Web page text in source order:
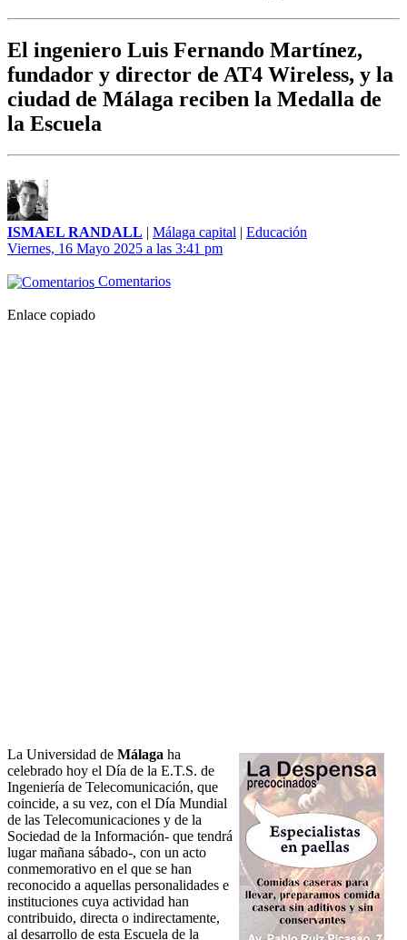
El ingeniero Luis Fernando Martínez,
fundador y director de AT4 Wireless, y la
ciudad de Málaga reciben la Medalla de
la Escuela
ISMAEL RANDALL | Málaga capital | Educación
Viernes, 16 Mayo 2025 a las 3:41 pm
Comentarios
Enlace copiado
La Universidad de Málaga ha
celebrado hoy el Día de la E.T.S. de
Ingeniería de Telecomunicación, que
coincide, a su vez, con el Día Mundial
de las Telecomunicaciones y de la
Sociedad de la Información- que tendrá
lugar mañana sábado-, con un acto
conmemorativo en el que se han
reconocido a aquellas personalidades e
instituciones cuya actividad han
contribuido, directa o indirectamente,
al desarrollo de esta Escuela de la